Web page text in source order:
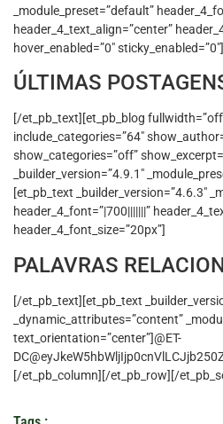
_module_preset=”default”
header_4_text_align=”center”
hover_enabled=”0″ sticky_enabled=”0″]
ÚLTIMAS
[/et_pb_text][et_pb_blog
include_categories=”64″
show_categories=”off”
_builder_version=”4.9.1″
[et_pb_text _builder_version=”4.6.3″
header_4_font=”|700|||||||”
header_4_font_size=”20px”]
PALAVRAS
[/et_pb_text][et_pb_text
_dynamic_attributes=”content”
text_orientation=”center”]@ET-
[/et_pb_column][/et_pb_row][/